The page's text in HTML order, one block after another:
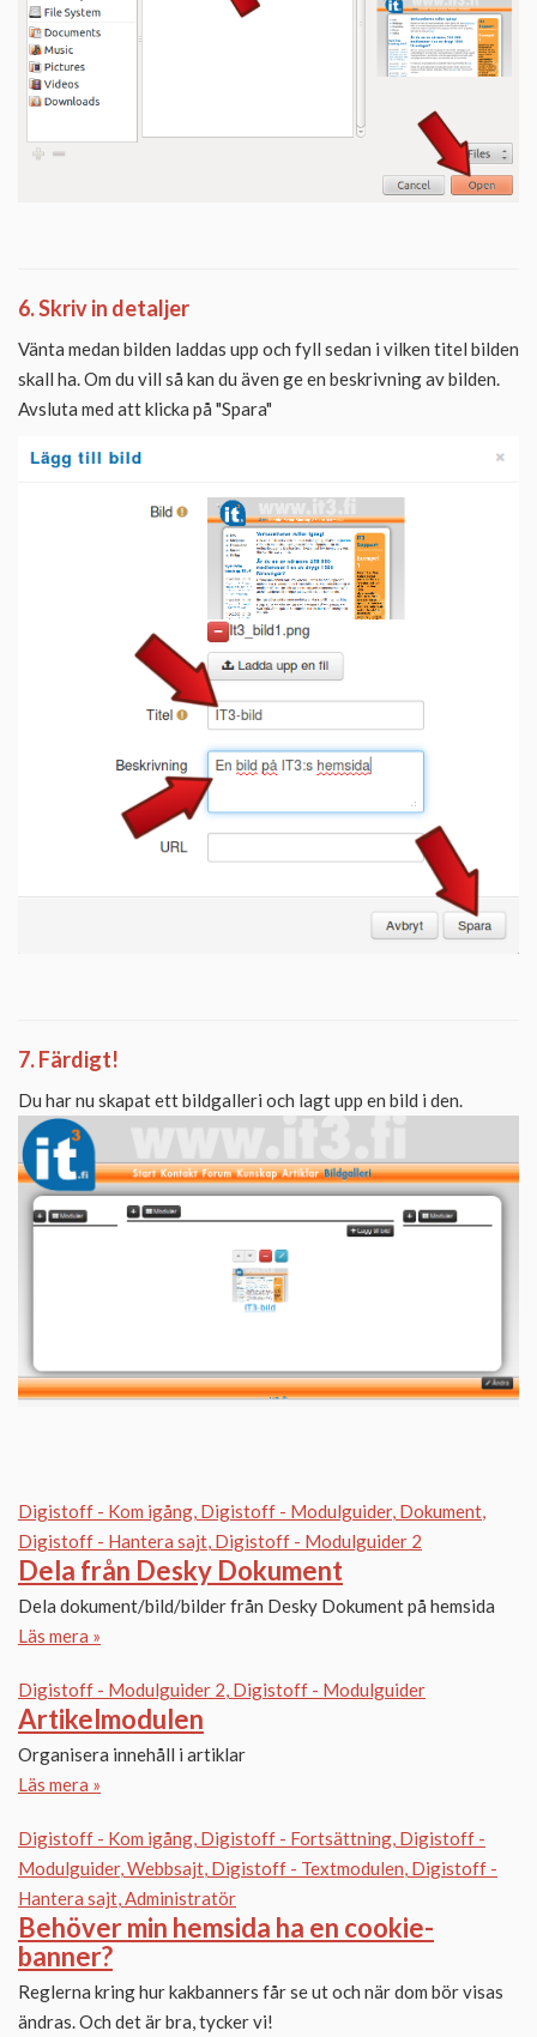
6. Skriv in detaljer
Vänta medan bilden laddas upp och fyll sedan i vilken titel bilden
skall ha. Om du vill så kan du även ge en beskrivning av bilden.
Avsluta med att klicka på "Spara"
7. Färdigt!
Du har nu skapat ett bildgalleri och lagt upp en bild i den.
Digistoff - Kom igång Digistoff - Modulguider Dokument
Digistoff - Hantera sajt Digistoff - Modulguider 2
Dela från Desky Dokument
Dela dokument/bild/bilder från Desky Dokument på hemsida
Läs mera »
Digistoff - Modulguider 2 Digistoff - Modulguider
Artikelmodulen
Organisera innehåll i artiklar
Läs mera »
Digistoff - Kom igång Digistoff - Fortsättning Digistoff -
Modulguider Webbsajt Digistoff - Textmodulen Digistoff -
Hantera sajt Administratör
Behöver min hemsida ha en cookie-
banner?
Reglerna kring hur kakbanners får se ut och när dom bör visas
ändras. Och det är bra, tycker vi!